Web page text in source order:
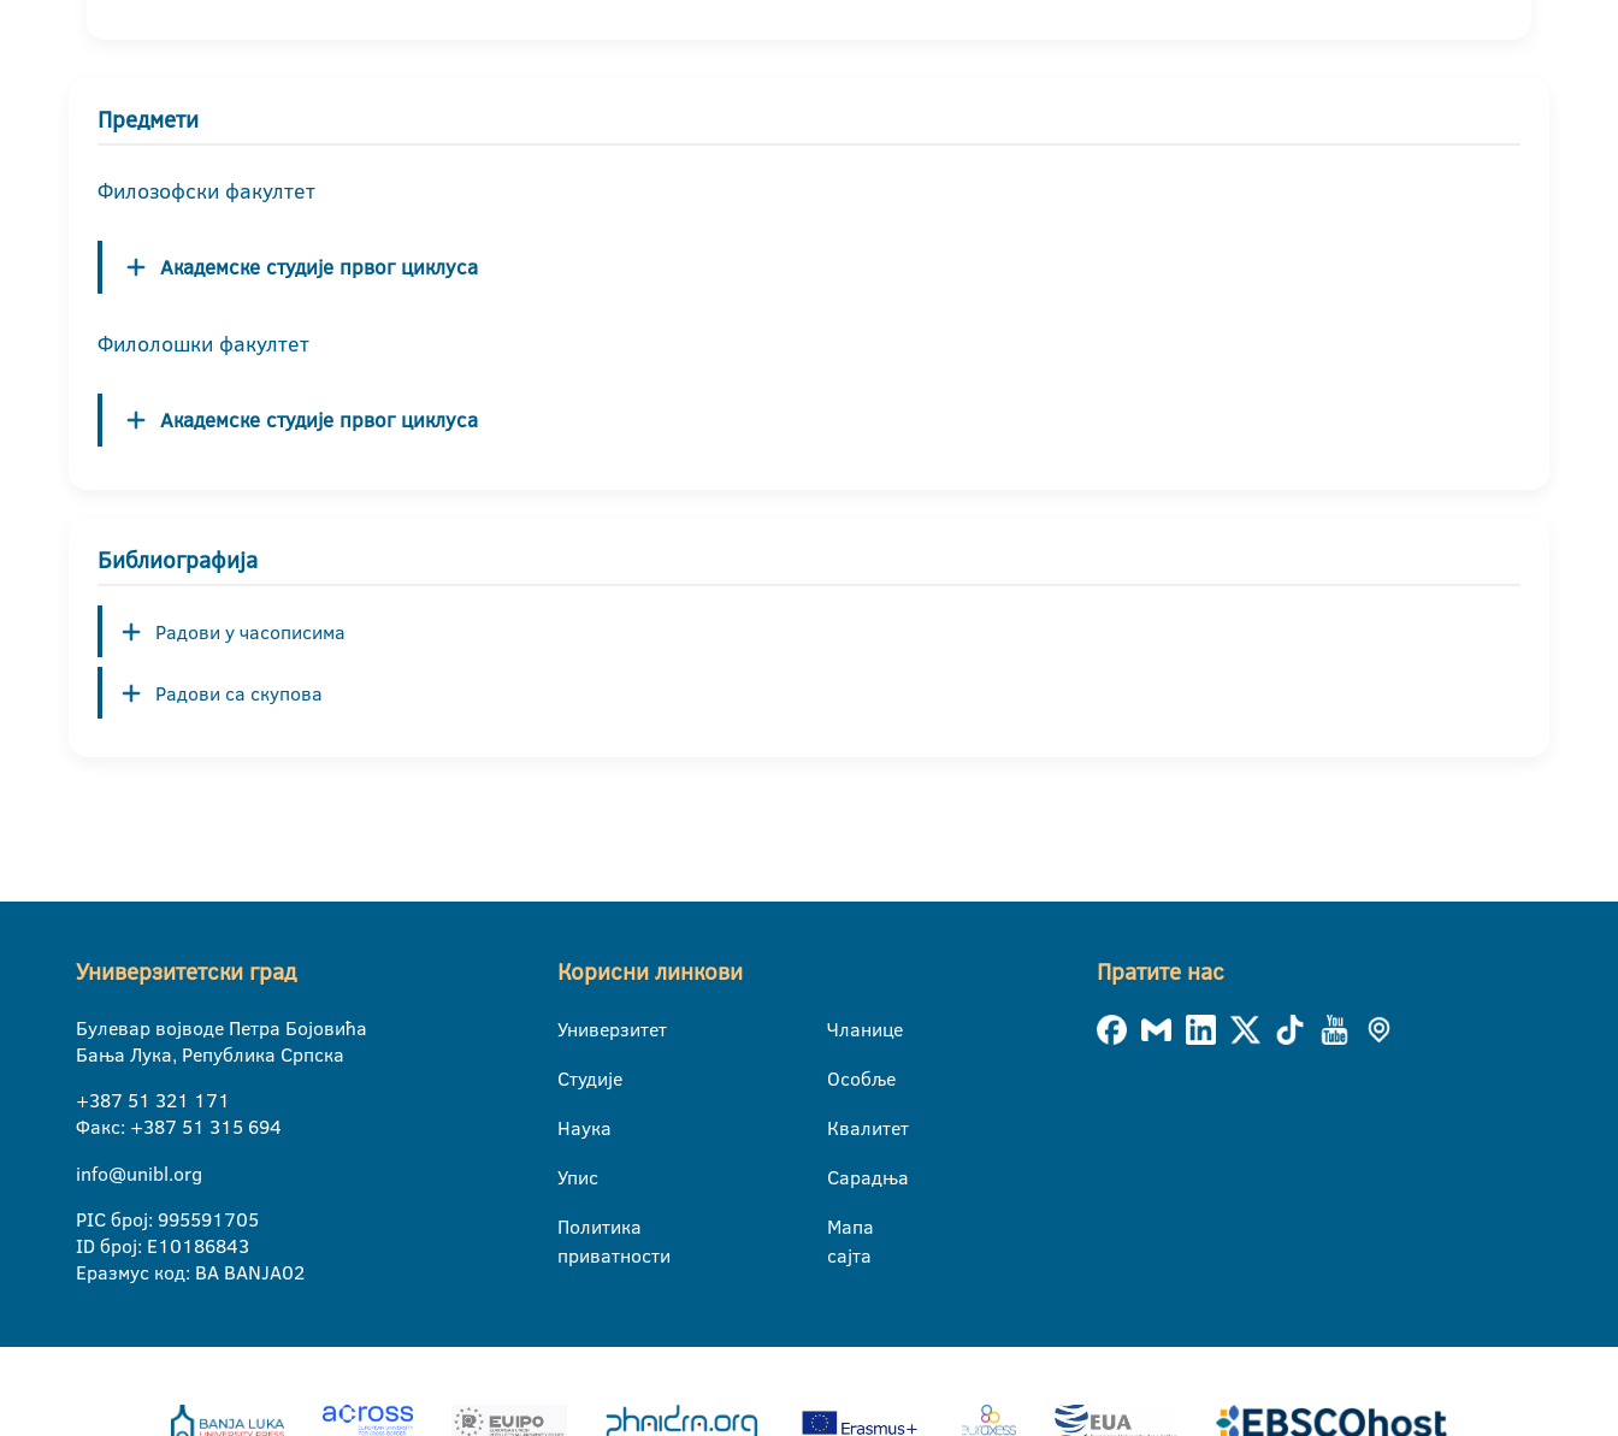
Предмети
Филозофски факултет
Академске студије првог циклуса
Филолошки факултет
Академске студије првог циклуса
Библиографија
Радови у часописима
Радови са скупова
Универзитетски град
Булевар војводе Петра Бојовића
Бања Лука, Република Српска
+387 51 321 171
Факс: +387 51 315 694
info@unibl.org
PIC број: 995591705
ID број: E10186843
Еразмус код: BA BANJA02
Корисни линкови
Универзитет
Студије
Наука
Упис
Политика
приватности
Чланице
Особље
Квалитет
Сарадња
Мапа
сајта
Пратите нас